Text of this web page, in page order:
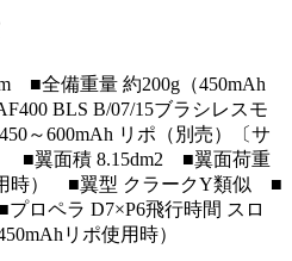
■全備重量 約200g（450mAh
BLS B/07/15ブラシレスモ
～600mAh リポ（別売）〔サ
■翼面積 8.15dm2 ■翼面荷重
用時） ■翼型 クラークY類似 ■
ロペラ D7×P6飛行時間 スロ
リポ使用時）